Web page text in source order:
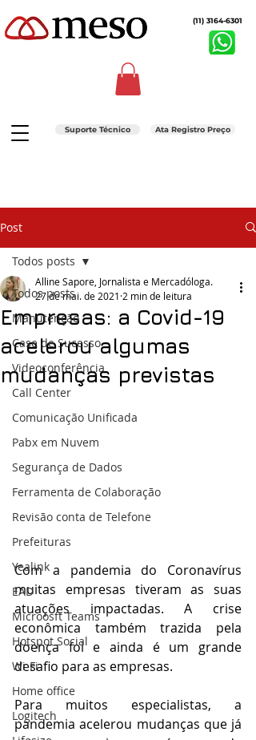
(11) 3164-6301
Suporte Técnico Ata Registro Preço
Post
Todos posts
Manutenção
Case de Sucesso
Videoconferência
Call Center
Comunicação Unificada
Pabx em Nuvem
Segurança de Dados
Ferramenta de Colaboração
Revisão conta de Telefone
Prefeituras
Yealink
EAD
Microosft Teams
Hotspot Social
Wi-Fi
Home office
Logitech
Todos posts
Empresas: a Covid-19
acelerou algumas
mudanças previstas
Alline Sapore, Jornalista e Mercadóloga.
27 de mai. de 2021 2 min de leitura
Com a pandemia do Coronavírus
muitas empresas tiveram as suas
atuações impactadas. A crise
econômica também trazida pela
doença foi e ainda é um grande
desafio para as empresas.
Para muitos especialistas, a
pandemia acelerou mudanças que já